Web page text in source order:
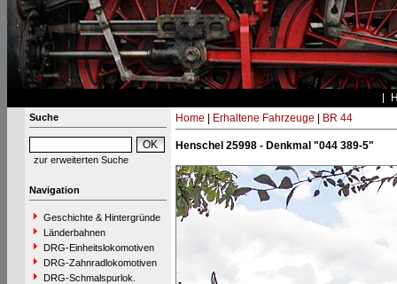
Suche
zur erweiterten Suche
Navigation
Geschichte & Hintergründe
Länderbahnen
DRG-Einheitslokomotiven
DRG-Zahnradlokomotiven
DRG-Schmalspurlok.
Home Erhaltene Fahrzeuge BR 44
Henschel 25998 - Denkmal "044 389-5"